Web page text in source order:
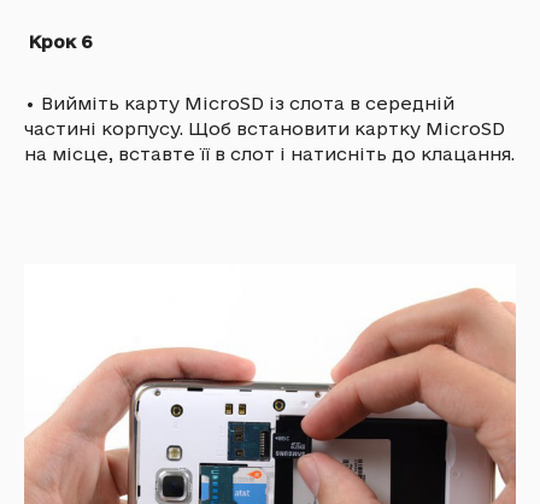
Крок 6
• Вийміть карту MicroSD із слота в середній
частині корпусу. Щоб встановити картку MicroSD
на місце, вставте її в слот і натисніть до клацання.